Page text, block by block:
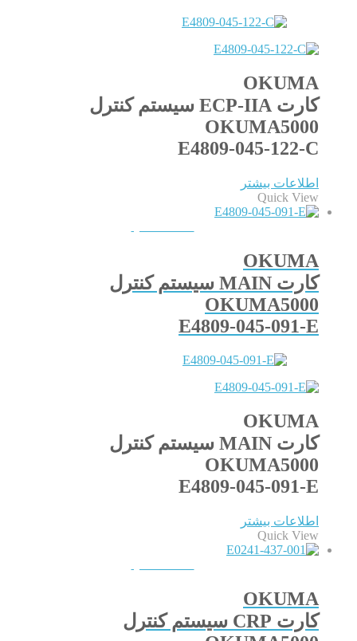
OKUMA
کارت ECP-IIA سیستم کنترل
OKUMA5000
E4809-045-122-C
اطلاعات بیشتر
Quick View
OKUMA
کارت MAIN سیستم کنترل
OKUMA5000
E4809-045-091-E
OKUMA
کارت MAIN سیستم کنترل
OKUMA5000
E4809-045-091-E
اطلاعات بیشتر
Quick View
OKUMA
کارت CRP سیستم کنترل